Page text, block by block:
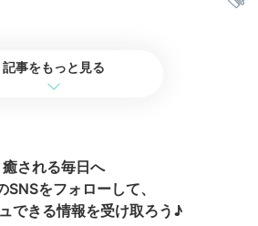
り
記事をもっと見る
癒される毎日へ
をフォローして、
できる情報を受け取ろう♪